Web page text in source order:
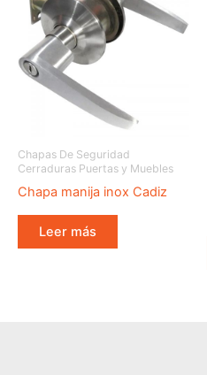
Chapas De Seguridad
Cerraduras Puertas y Muebles
Chapa manija inox Cadiz
Leer más